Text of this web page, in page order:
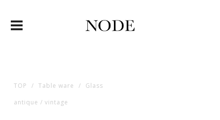
TOP Table ware
Glass
antique / vintage